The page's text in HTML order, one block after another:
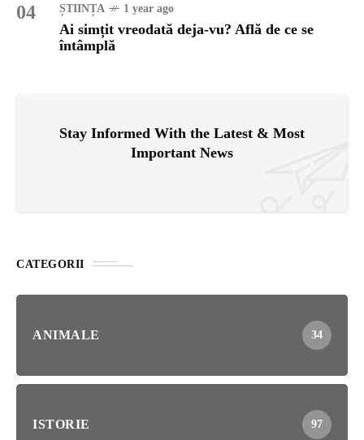
04 ȘTIINȚA 1 year ago
Ai simțit vreodată deja-vu? Află de ce se
întâmplă
Stay Informed With the Latest & Most
Important News
CATEGORII
ANIMALE 34
ISTORIE 97